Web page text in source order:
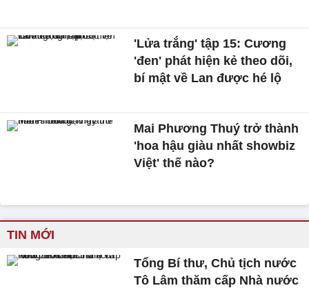
'Lửa trắng' tập 15: Cương
'đen' phát hiện kẻ theo dõi,
bí mật về Lan được hé lộ
Mai Phương Thuý trở thành
'hoa hậu giàu nhất showbiz
Việt' thế nào?
TIN MỚI
Tổng Bí thư, Chủ tịch nước
Tô Lâm thăm cấp Nhà nước